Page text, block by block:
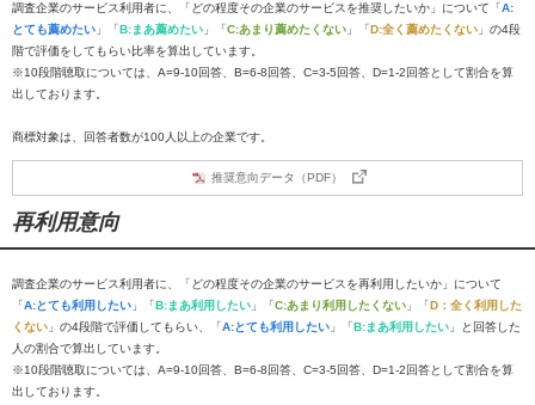
調査企業のサービス利用者に、「どの程度その企業のサービスを推奨したいか」について「A:
とても薦めたい 」「B:まあ薦めたい 」「C:あまり薦めたくない 」「D:全く薦めたくない 」の4段
階で評価をしてもらい比率を算出しています。
※10段階聴取については、A=9-10回答、B=6-8回答、C=3-5回答、D=1-2回答として割合を算
出しております。
商標対象は、回答者数が100人以上の企業です。
推奨意向データ（PDF）
再利用意向
調査企業のサービス利用者に、「どの程度その企業のサービスを再利用したいか」について
「A:とても利用したい 」「B:まあ利用したい 」「C:あまり利用したくない 」「D：全く利用した
くない 」の4段階で評価してもらい、「A:とても利用したい 」「B:まあ利用したい 」と回答した
人の割合で算出しています。
※10段階聴取については、A=9-10回答、B=6-8回答、C=3-5回答、D=1-2回答として割合を算
出しております。